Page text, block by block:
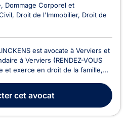
Dommage Corporel et
Droit de l'Immobilier Droit de
est avocate à Verviers et
à Verviers (RENDEZ-VOUS
et exerce en droit de la famille,
des sûretés et des
droit des a...
cet avocat